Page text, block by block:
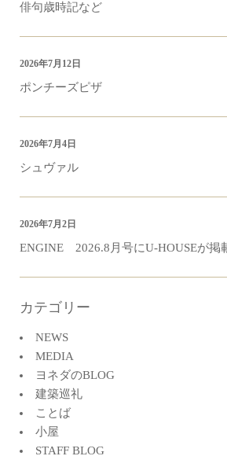
俳句歳時記など
ポンチーズピザ
2026年7月12日
シュヴァル
2026年7月4日
ENGINE 2026.8月号にU-HOUSEが掲
2026年7月2日
カテゴリー
NEWS
MEDIA
ヨネダのBLOG
建築巡礼
ことば
小屋
STAFF BLOG